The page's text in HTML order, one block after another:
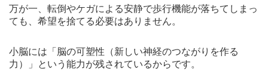
万が一、転倒やケガによる安静で歩行機能が落ちてしまっ
ても、希望を捨てる必要はありません。
小脳には「脳の可塑性（新しい神経のつながりを作る
力）」という能力が残されているからです。